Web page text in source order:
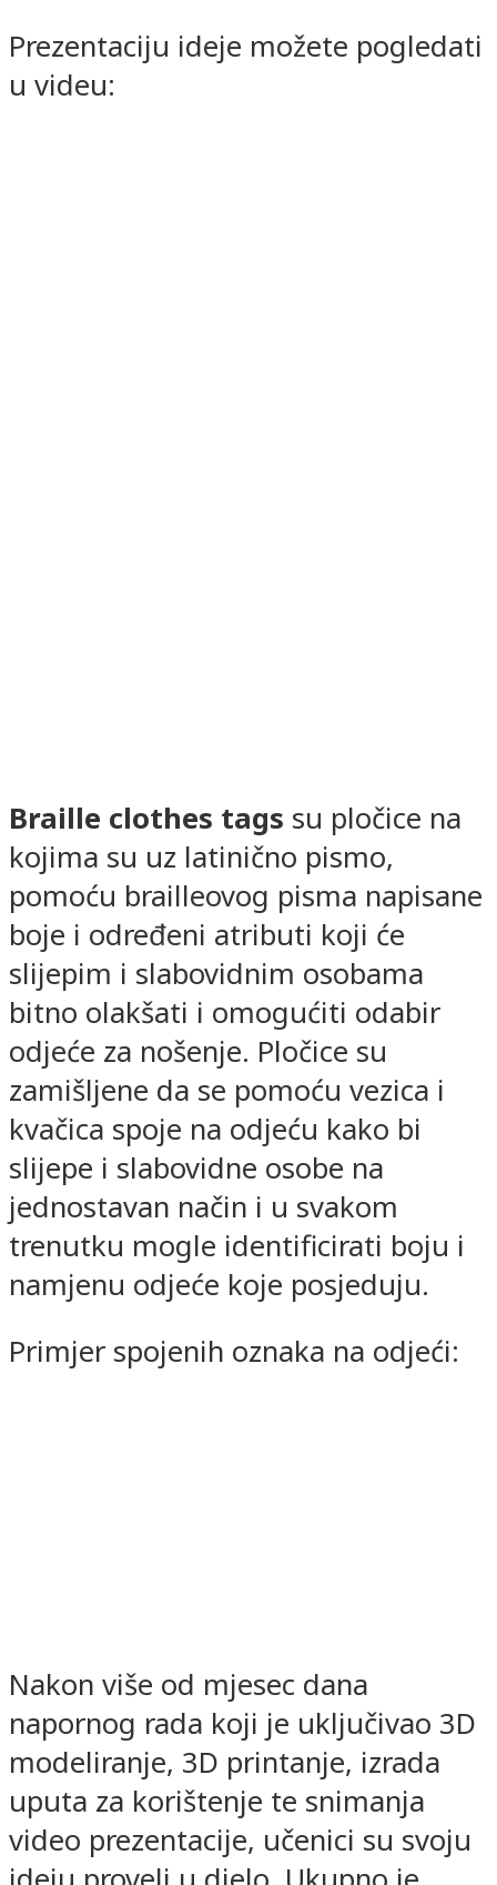
Prezentaciju ideje možete pogledati
u videu:
Braille clothes tags su pločice na
kojima su uz latinično pismo,
pomoću brailleovog pisma napisane
boje i određeni atributi koji će
slijepim i slabovidnim osobama
bitno olakšati i omogućiti odabir
odjeće za nošenje. Pločice su
zamišljene da se pomoću vezica i
kvačica spoje na odjeću kako bi
slijepe i slabovidne osobe na
jednostavan način i u svakom
trenutku mogle identificirati boju i
namjenu odjeće koje posjeduju.
Primjer spojenih oznaka na odjeći:
Nakon više od mjesec dana
napornog rada koji je uključivao 3D
modeliranje, 3D printanje, izrada
uputa za korištenje te snimanja
video prezentacije, učenici su svoju